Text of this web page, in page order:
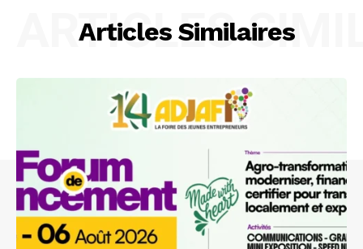
Articles Similaires
ARTICLES